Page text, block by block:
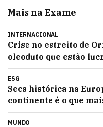
Mais na Exame
INTERNACIONAL
Crise no estreito de
oleoduto que estão
ESG
Seca histórica na
continente é o que
MUNDO